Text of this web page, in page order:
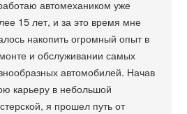
автомехаником уже
15 лет, и за это время мне
накопить огромный опыт в
и обслуживании самых
автомобилей. Начав
карьеру в небольшой
я прошел путь от